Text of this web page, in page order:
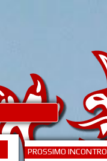
PROSSIMO INCONTRO